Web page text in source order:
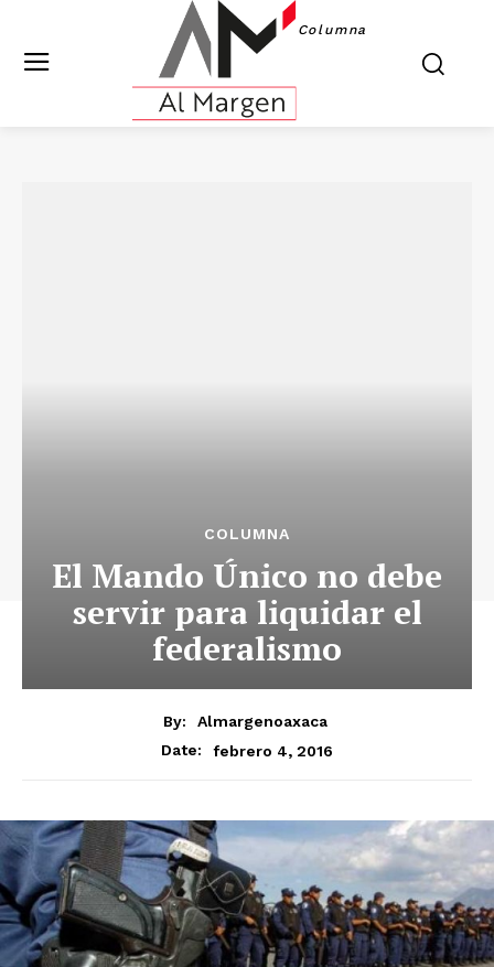
Columna
COLUMNA
El Mando Único no debe
servir para liquidar el
federalismo
By:
Almargenoaxaca
Date:
febrero 4, 2016